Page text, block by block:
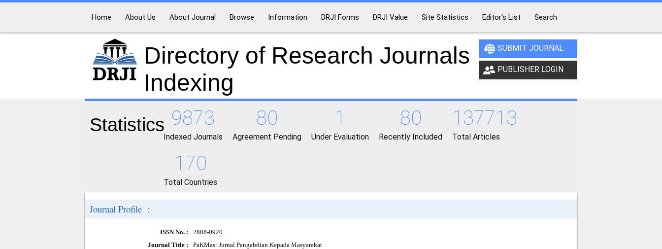
Home About Us About Journal Browse Information DRJI Forms DRJI Value Site Statistics Editor's List Search
Directory of Research Journals
Indexing
SUBMIT JOURNAL
PUBLISHER LOGIN
Statistics 9873
Indexed Journals
80
Agreement Pending
1
Under Evaluation
80
Recently Included
137713
Total Articles
170
Total Countries
Journal Profile :
ISSN No. :
2808-0920
Journal Title :
PaKMas: Jurnal Pengabdian Kepada Masyarakat